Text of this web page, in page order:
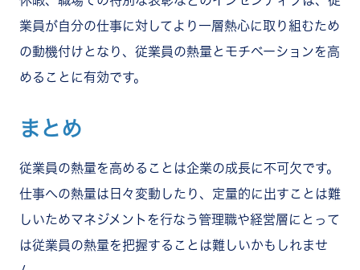
業員が自分の仕事に対してより一層熱心に取り組むため
の動機付けとなり、従業員の熱量とモチベーションを高
めることに有効です。
まとめ
従業員の熱量を高めることは企業の成長に不可欠です。
仕事への熱量は日々変動したり、定量的に出すことは難
しいためマネジメントを行なう管理職や経営層にとって
は従業員の熱量を把握することは難しいかもしれませ